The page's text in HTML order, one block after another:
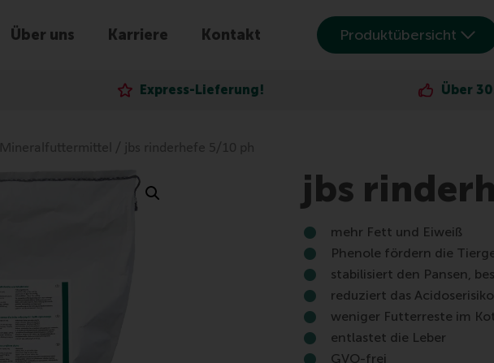
Über uns Karriere Kontakt Produktübersicht
Express-Lieferung! Über 30.000
Mineralfuttermittel / jbs rinderhefe 5/10 ph
jbs
mehr Fett und Eiweiß
Phenole fördern die
stabilisiert den Pansen,
reduziert das Acidoserisiko
weniger Futterreste im
entlastet die Leber
GVO-frei